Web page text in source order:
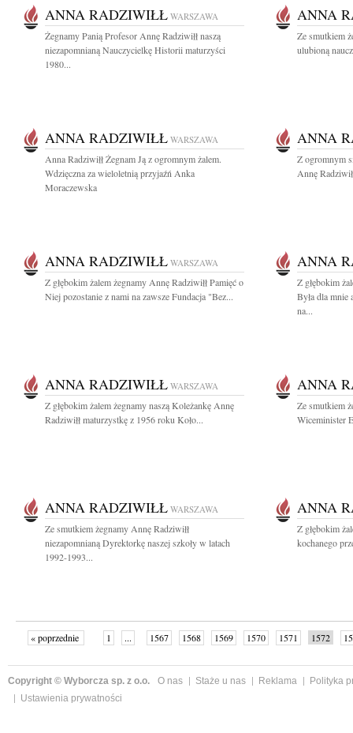
ANNA RADZIWIŁŁ WARSZAWA
Żegnamy Panią Profesor Annę Radziwiłł naszą
niezapomnianą Nauczycielkę Historii maturzyści
1980...
ANNA
Ze smutkiem
ulubioną
ANNA RADZIWIŁŁ WARSZAWA
Anna Radziwiłł Żegnam Ją z ogromnym żalem.
Wdzięczna za wieloletnią przyjaźń Anka
Moraczewska
ANNA
Z ogromnym
Annę
ANNA RADZIWIŁŁ WARSZAWA
Z głębokim żalem żegnamy Annę Radziwiłł Pamięć o
Niej pozostanie z nami na zawsze Fundacja "Bez...
ANNA
Z głębokim
Była dla mnie
na...
ANNA RADZIWIŁŁ WARSZAWA
Z głębokim żalem żegnamy naszą Koleżankę Annę
Radziwiłł maturzystkę z 1956 roku Koło...
ANNA
Ze smutkiem
Wiceminister
ANNA RADZIWIŁŁ WARSZAWA
Ze smutkiem żegnamy Annę Radziwiłł
niezapomnianą Dyrektorkę naszej szkoły w latach
1992-1993...
ANNA
Z głębokim
kochanego
« poprzednie 1 ... 1567 1568 1569 1570 1571 1572
Copyright © Wyborcza sp. z o.o. O nas Staże u nas Reklama
Polityka
Ustawienia prywatności